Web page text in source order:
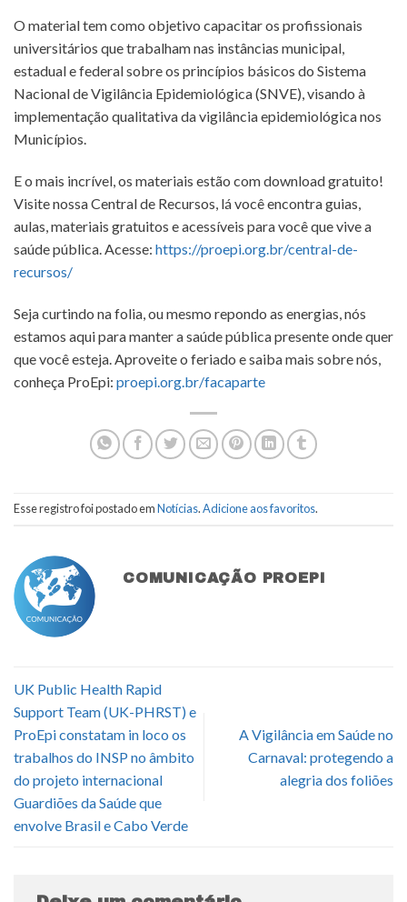
O material tem como objetivo capacitar os profissionais
universitários que trabalham nas instâncias municipal,
estadual e federal sobre os princípios básicos do Sistema
Nacional de Vigilância Epidemiológica (SNVE), visando à
implementação qualitativa da vigilância epidemiológica nos
Municípios.
E o mais incrível, os materiais estão com download gratuito!
Visite nossa Central de Recursos, lá você encontra guias,
aulas, materiais gratuitos e acessíveis para você que vive a
saúde pública. Acesse: https://proepi.org.br/central-de-
recursos/
Seja curtindo na folia, ou mesmo repondo as energias, nós
estamos aqui para manter a saúde pública presente onde quer
que você esteja. Aproveite o feriado e saiba mais sobre nós,
conheça ProEpi: proepi.org.br/facaparte
Esse registro foi postado emNotícias.Adicione aos favoritos.
COMUNICAÇÃO PROEPI
UK Public Health Rapid
Support Team (UK-PHRST) e
ProEpi constatam in loco os
trabalhos do INSP no âmbito
do projeto internacional
Guardiões da Saúde que
envolve Brasil e Cabo Verde
A Vigilância em Saúde no
Carnaval: protegendo a
alegria dos foliões